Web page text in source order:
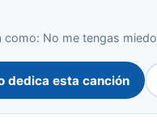
como: No me tengas miedo
dedica esta canción